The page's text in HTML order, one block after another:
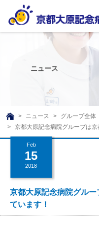
グループについて
グループについて
理事長挨拶
沿革ストーリー
基本的マインド
社会貢献活動
グループの取り組み
リハビリテーション
訪問サービス
高齢者介護施設
高齢者住宅施設
大原のこと
メディア
ニュース
広報誌
メディア掲載一覧
公式SNS
シャトルバス
友達追加
ニュース
TOP
ニュース
グループ全体
京都大原記念病院グループは
Feb
15
2018
京都大原記念病院グル
ています！